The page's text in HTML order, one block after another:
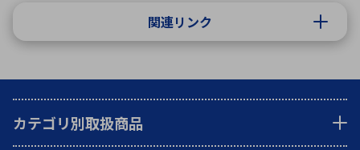
関連リンク
カテゴリ別取扱商品